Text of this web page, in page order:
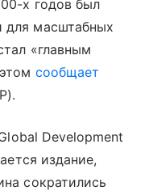
х годов был
масштабных
«главным
сообщает
Development
издание,
сократились